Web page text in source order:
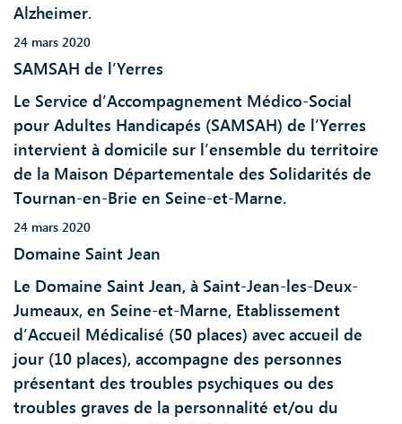
Alzheimer.
24 mars 2020
SAMSAH de l’Yerres
Le Service d’Accompagnement Médico-Social
pour Adultes Handicapés (SAMSAH) de l’Yerres
intervient à domicile sur l’ensemble du territoire
de la Maison Départementale des Solidarités de
Tournan-en-Brie en Seine-et-Marne.
24 mars 2020
Domaine Saint Jean
Le Domaine Saint Jean, à Saint-Jean-les-Deux-
Jumeaux, en Seine-et-Marne, Etablissement
d’Accueil Médicalisé (50 places) avec accueil de
jour (10 places), accompagne des personnes
présentant des troubles psychiques ou des
troubles graves de la personnalité et/ou du